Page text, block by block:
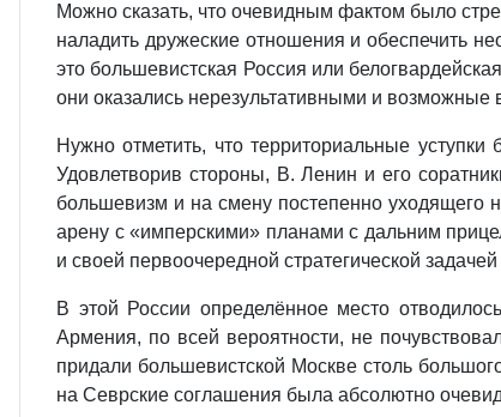
Можно сказать, что очевидным фактом было
наладить дружеские отношения и обеспечить
это большевистская Россия или
они оказались нерезультативными и возможные
Нужно отметить, что территориальные
Удовлетворив стороны, В. Ленин и его
большевизм и на смену постепенно уходящего
арену с «имперскими» планами с дальним
и своей первоочередной стратегической
В этой России определённое место
Армения, по всей вероятности, не
придали большевистской Москве столь
на Севрские соглашения была абсолютно